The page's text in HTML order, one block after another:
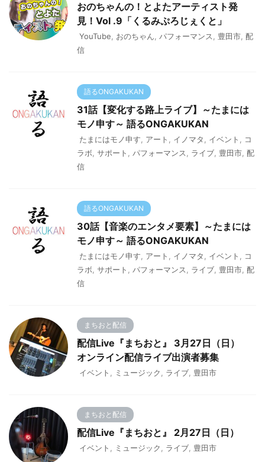
おのちゃんの！とよたアーティスト発
見！Vol .9「くるみぷろじぇくと」
YouTube おのちゃん パフォーマンス 豊田市 配
信
語るONGAKUKAN
31話【変化する路上ライブ】～たまには
モノ申す～ 語るONGAKUKAN
たまにはモノ申す アート イノマタ イベント
コ
ラボ サポート パフォーマンス ライブ 豊田市 配
信
語るONGAKUKAN
30話【音楽のエンタメ要素】～たまには
モノ申す～ 語るONGAKUKAN
たまにはモノ申す アート イノマタ イベント
コ
ラボ サポート パフォーマンス ライブ 豊田市 配
信
まちおと配信
配信Live『まちおと』 3月27日（日）
オンライン配信ライブ出演者募集
イベント ミュージック ライブ 豊田市
まちおと配信
配信Live『まちおと』 2月27日（日）
イベント ミュージック ライブ 豊田市